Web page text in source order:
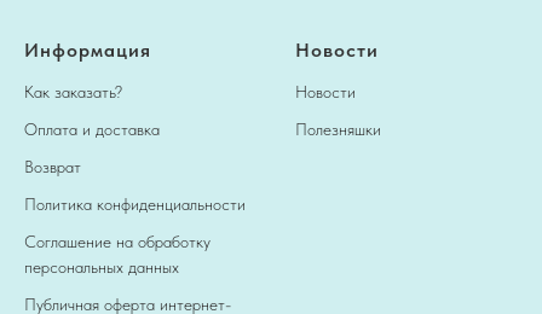
Информация
Как заказать?
Оплата и доставка
Возврат
Политика конфиденциальности
Соглашение на обработку
персональных данных
Публичная оферта интернет-
Новости
Новости
Полезняшки